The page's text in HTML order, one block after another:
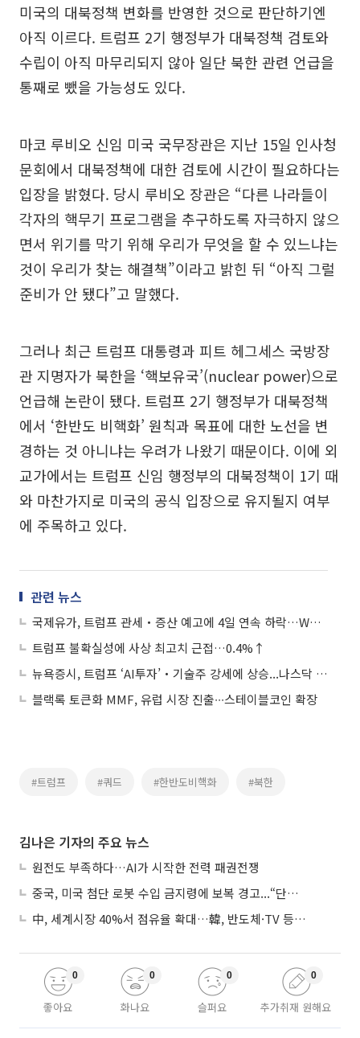
미국의 대북정책 변화를 반영한 것으로 판단하기엔
아직 이르다. 트럼프 2기 행정부가 대북정책 검토와
수립이 아직 마무리되지 않아 일단 북한 관련 언급을
통째로 뺐을 가능성도 있다.
마코 루비오 신임 미국 국무장관은 지난 15일 인사청
문회에서 대북정책에 대한 검토에 시간이 필요하다는
입장을 밝혔다. 당시 루비오 장관은 “다른 나라들이
각자의 핵무기 프로그램을 추구하도록 자극하지 않으
면서 위기를 막기 위해 우리가 무엇을 할 수 있느냐는
것이 우리가 찾는 해결책”이라고 밝힌 뒤 “아직 그럴
준비가 안 됐다”고 말했다.
그러나 최근 트럼프 대통령과 피트 헤그세스 국방장
관 지명자가 북한을 ‘핵보유국’(nuclear power)으로
언급해 논란이 됐다. 트럼프 2기 행정부가 대북정책
에서 ‘한반도 비핵화’ 원칙과 목표에 대한 노선을 변
경하는 것 아니냐는 우려가 나왔기 때문이다. 이에 외
교가에서는 트럼프 신임 행정부의 대북정책이 1기 때
와 마찬가지로 미국의 공식 입장으로 유지될지 여부
에 주목하고 있다.
관련 뉴스
국제유가, 트럼프 관세‧증산 예고에 4일 연속 하락…WTI 0.51%↓
트럼프 불확실성에 사상 최고치 근접…0.4%↑
뉴욕증시, 트럼프 ‘AI투자’‧기술주 강세에 상승...나스닥 1.28%↑
블랙록 토큰화 MMF, 유럽 시장 진출∙∙∙스테이블코인 확장
#트럼프 #쿼드 #한반도비핵화 #북한
김나은 기자의 주요 뉴스
원전도 부족하다…AI가 시작한 전력 패권전쟁
중국, 미국 첨단 로봇 수입 금지령에 보복 경고...“단호히 대응”
中, 세계시장 40%서 점유율 확대…韓, 반도체·TV 등 4개 품목 1위
좋아요
0
화나요
0
슬퍼요
0
추가취재 원해요
0